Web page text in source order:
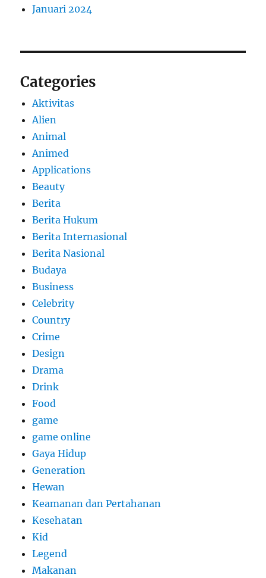
Januari 2024
Categories
Aktivitas
Alien
Animal
Animed
Applications
Beauty
Berita
Berita Hukum
Berita Internasional
Berita Nasional
Budaya
Business
Celebrity
Country
Crime
Design
Drama
Drink
Food
game
game online
Gaya Hidup
Generation
Hewan
Keamanan dan Pertahanan
Kesehatan
Kid
Legend
Makanan